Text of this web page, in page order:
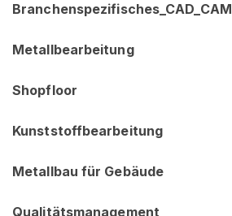
Branchenspezifisches_CAD_CAM
Metallbearbeitung
Shopfloor
Kunststoffbearbeitung
Metallbau für Gebäude
Qualitätsmanagement